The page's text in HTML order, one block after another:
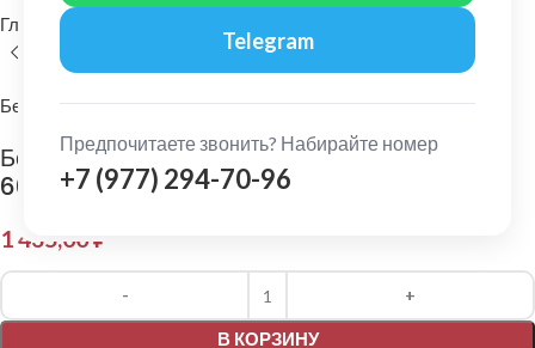
Telegram
Предпочитаете звонить? Набирайте номер
+7 (977) 294-70-96
Главная Фиброцементный сайдинг
Бетэко
Бетэко: Фиброцементный сайдинг Вудрок Ral
6009
1 435,00₽
В КОРЗИНУ
Alternative: